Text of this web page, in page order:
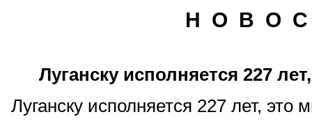
Н О В О
Луганску исполняется 227
Луганску исполняется 227 лет, это